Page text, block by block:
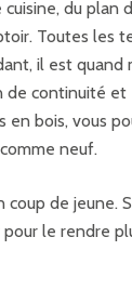
du plan
Toutes les
il est quand
de continuité et
en bois, vous
neuf.
de jeune.
le rendre